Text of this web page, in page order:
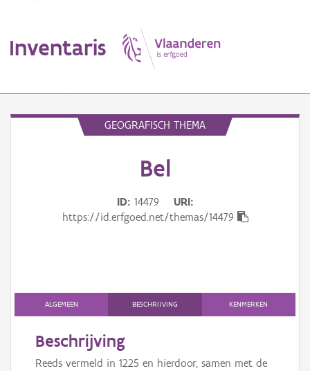
Inventaris
Persoon of collectief
Downloads
GEOGRAFISCH THEMA
Bel
ID 14479
URI
https://id.erfgoed.net/themas/14479
ALGEMEEN BESCHRIJVING KENMERKEN
Beschrijving
Reeds vermeld in 1225 en hierdoor, samen met de